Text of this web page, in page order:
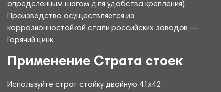
определенным шагом для удобства крепления).
Производство осуществляется из
коррозионностойкой стали российских заводов —
Горячий цинк.
Применение Страта стоек
Используйте страт стойку двойную 41х42